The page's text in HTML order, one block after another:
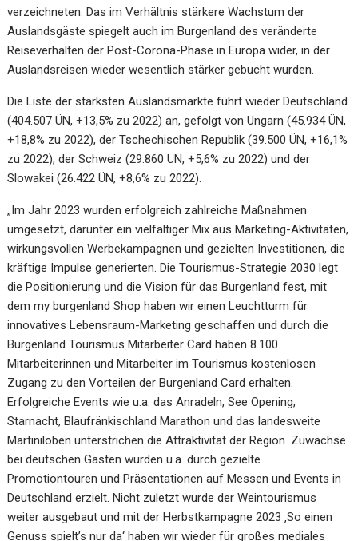
verzeichneten. Das im Verhältnis stärkere Wachstum der
Auslandsgäste spiegelt auch im Burgenland des veränderte
Reiseverhalten der Post-Corona-Phase in Europa wider, in der
Auslandsreisen wieder wesentlich stärker gebucht wurden.
Die Liste der stärksten Auslandsmärkte führt wieder Deutschland
(404.507 ÜN, +13,5% zu 2022) an, gefolgt von Ungarn (45.934 ÜN,
+18,8% zu 2022), der Tschechischen Republik (39.500 ÜN, +16,1%
zu 2022), der Schweiz (29.860 ÜN, +5,6% zu 2022) und der
Slowakei (26.422 ÜN, +8,6% zu 2022).
„Im Jahr 2023 wurden erfolgreich zahlreiche Maßnahmen
umgesetzt, darunter ein vielfältiger Mix aus Marketing-Aktivitäten,
wirkungsvollen Werbekampagnen und gezielten Investitionen, die
kräftige Impulse generierten. Die Tourismus-Strategie 2030 legt
die Positionierung und die Vision für das Burgenland fest, mit
dem my burgenland Shop haben wir einen Leuchtturm für
innovatives Lebensraum-Marketing geschaffen und durch die
Burgenland Tourismus Mitarbeiter Card haben 8.100
Mitarbeiterinnen und Mitarbeiter im Tourismus kostenlosen
Zugang zu den Vorteilen der Burgenland Card erhalten.
Erfolgreiche Events wie u.a. das Anradeln, See Opening,
Starnacht, Blaufränkischland Marathon und das landesweite
Martiniloben unterstrichen die Attraktivität der Region. Zuwächse
bei deutschen Gästen wurden u.a. durch gezielte
Promotiontouren und Präsentationen auf Messen und Events in
Deutschland erzielt. Nicht zuletzt wurde der Weintourismus
weiter ausgebaut und mit der Herbstkampagne 2023 ‚So einen
Genuss spielt’s nur da‘ haben wir wieder für großes mediales